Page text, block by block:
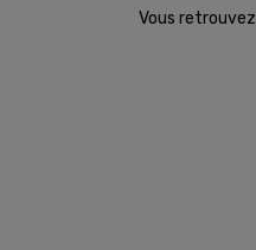
Vous retrouvez